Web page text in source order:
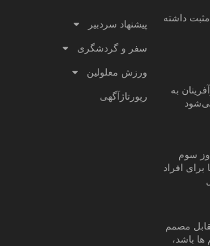
داشته
به
سوم
افراد
مصمم
ها باشد،
پیشنهاد سردبیر
سفر و گردشگری
ورزش معلولین
رپورتاژآگهی